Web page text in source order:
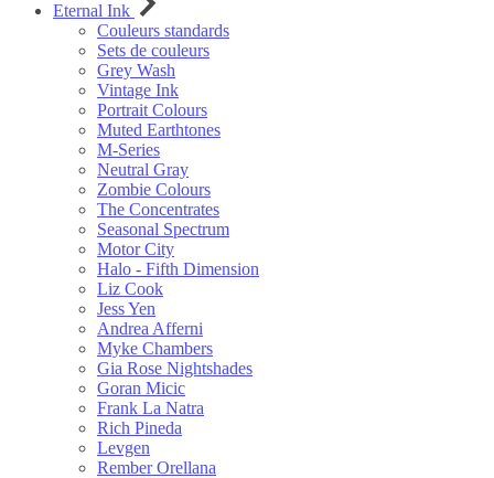
Eternal Ink
Couleurs standards
Sets de couleurs
Grey Wash
Vintage Ink
Portrait Colours
Muted Earthtones
M-Series
Neutral Gray
Zombie Colours
The Concentrates
Seasonal Spectrum
Motor City
Halo - Fifth Dimension
Liz Cook
Jess Yen
Andrea Afferni
Myke Chambers
Gia Rose Nightshades
Goran Micic
Frank La Natra
Rich Pineda
Levgen
Rember Orellana